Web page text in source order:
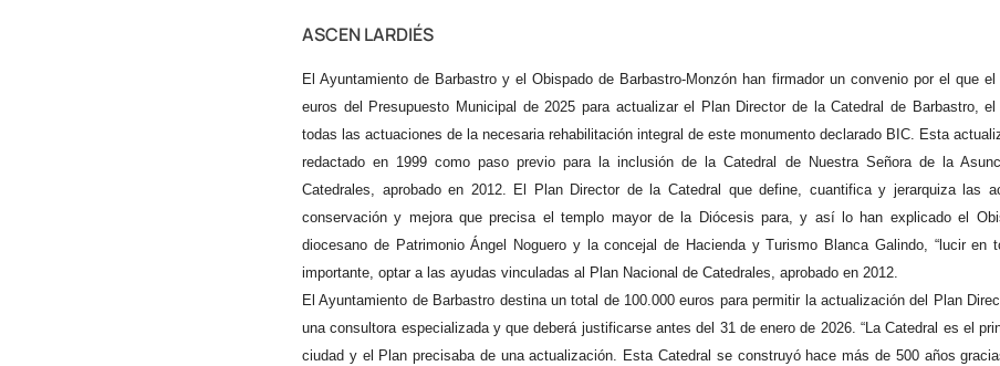
ASCEN LARDIÉS
El Ayuntamiento de Barbastro y el Obispado de Barbastro-Monzón han firmador un convenio por el que
euros del Presupuesto Municipal de 2025 para actualizar el Plan Director de la Catedral de Barbastro,
todas las actuaciones de la necesaria rehabilitación integral de este monumento declarado BIC. Esta
redactado en 1999 como paso previo para la inclusión de la Catedral de Nuestra Señora de la
Catedrales, aprobado en 2012. El Plan Director de la Catedral que define, cuantifica y jerarquiza las
conservación y mejora que precisa el templo mayor de la Diócesis para, y así lo han explicado el
diocesano de Patrimonio Ángel Noguero y la concejal de Hacienda y Turismo Blanca Galindo, “lucir en
importante, optar a las ayudas vinculadas al Plan Nacional de Catedrales, aprobado en 2012.
El Ayuntamiento de Barbastro destina un total de 100.000 euros para permitir la actualización del Plan
una consultora especializada y que deberá justificarse antes del 31 de enero de 2026. “La Catedral es el
ciudad y el Plan precisaba de una actualización. Esta Catedral se construyó hace más de 500 años